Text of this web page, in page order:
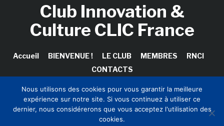
Club Innovation &
Culture CLIC France
Accueil BIENVENUE ! LE CLUB MEMBRES
RNCI
CONTACTS
Copyright © 2026 Club Innovation & Culture CLIC France /
Sinapses Conseils
Nous utilisons des cookies pour vous garantir la meilleure
expérience sur notre site. Si vous continuez à utiliser ce
dernier, nous considérerons que vous acceptez l'utilisation des
cookies.